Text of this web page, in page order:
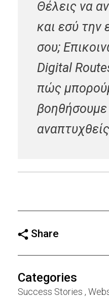
Θέλεις να
και εσύ την
σου;
Digital
πώς
βοηθήσουμε
Share
Categories
Success Stories